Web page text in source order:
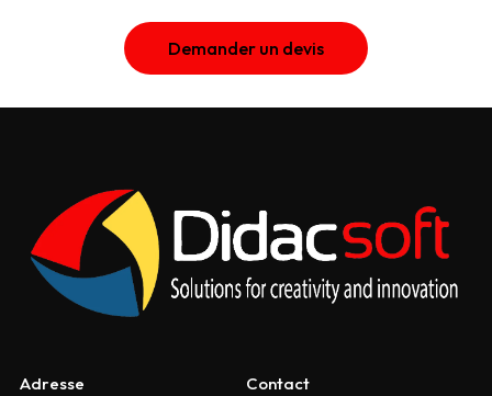
Demander un devis
Adresse
Contact